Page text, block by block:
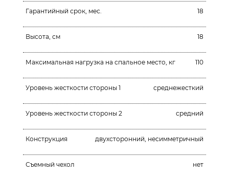
Гарантийный срок, мес. 18
Высота, см 18
Максимальная нагрузка на спальное место, кг 110
Уровень жесткости стороны 1 среднежесткий
Уровень жесткости стороны 2 средний
Конструкция двухсторонний, несимметричный
Съемный чехол нет